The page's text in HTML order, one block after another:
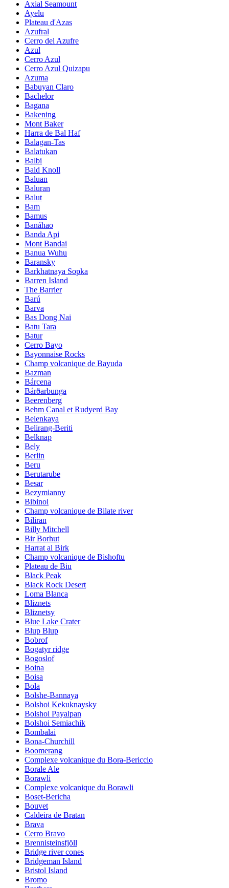
Axial Seamount
Ayelu
Plateau d'Azas
Azufral
Cerro del Azufre
Azul
Cerro Azul
Cerro Azul Quizapu
Azuma
Babuyan Claro
Bachelor
Bagana
Bakening
Mont Baker
Harra de Bal Haf
Balagan-Tas
Balatukan
Balbi
Bald Knoll
Baluan
Baluran
Balut
Bam
Bamus
Banáhao
Banda Api
Mont Bandai
Banua Wuhu
Baransky
Barkhatnaya Sopka
Barren Island
The Barrier
Barú
Barva
Bas Dong Nai
Batu Tara
Batur
Cerro Bayo
Bayonnaise Rocks
Champ volcanique de Bayuda
Bazman
Bárcena
Bárðarbunga
Beerenberg
Behm Canal et Rudyerd Bay
Belenkaya
Belirang-Beriti
Belknap
Bely
Berlin
Beru
Berutarube
Besar
Bezymianny
Bibinoi
Champ volcanique de Bilate river
Biliran
Billy Mitchell
Bir Borhut
Harrat al Birk
Champ volcanique de Bishoftu
Plateau de Biu
Black Peak
Black Rock Desert
Loma Blanca
Bliznets
Bliznetsy
Blue Lake Crater
Blup Blup
Bobrof
Bogatyr ridge
Bogoslof
Boina
Boisa
Bola
Bolshe-Bannaya
Bolshoi Kekuknaysky
Bolshoi Payalpan
Bolshoi Semiachik
Bombalai
Bona-Churchill
Boomerang
Complexe volcanique du Bora-Bericcio
Borale Ale
Borawli
Complexe volcanique du Borawli
Boset-Bericha
Bouvet
Caldeira de Bratan
Brava
Cerro Bravo
Brennisteinsfjöll
Bridge river cones
Bridgeman Island
Bristol Island
Bromo